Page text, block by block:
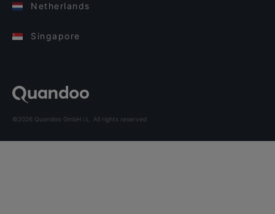
Netherlands
Singapore
©2026 Quandoo GmbH i.L. All rights reserved